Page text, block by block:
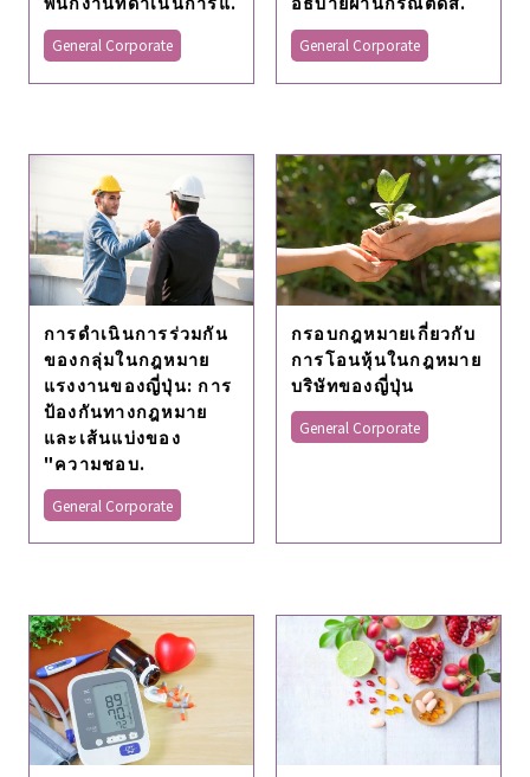
General Corporate General Corporate
การดําเนินการร่วมกัน
ของกลุ่มในกฎหมาย
แรงงานของญี่ปุ่น: การ
ป้องกันทางกฎหมาย
และเส้นแบ่งของ
"ความชอบ.
General Corporate
กรอบกฎหมายเกี่ยวกับ
การโอนหุ้นในกฎหมาย
บริษัทของญี่ปุ่น
General Corporate